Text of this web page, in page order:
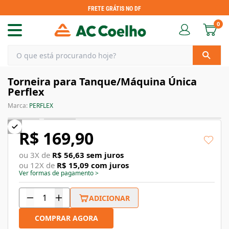
FRETE GRÁTIS NO DF
0
Torneira para Tanque/Máquina Única
Perflex
Marca: PERFLEX
R$ 169,90
ou 3X de R$ 56,63 sem juros
ou 12X de R$ 15,09 com juros
Ver formas de pagamento>
ADICIONAR
COMPRAR AGORA